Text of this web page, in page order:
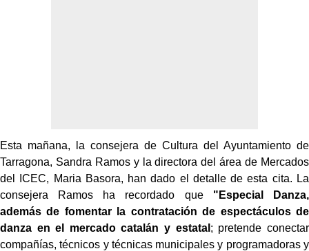
Esta mañana, la consejera de Cultura del Ayuntamiento de
Tarragona, Sandra Ramos y la directora del área de Mercados
del ICEC, Maria Basora, han dado el detalle de esta cita. La
consejera Ramos ha recordado que"Especial Danza,
además de fomentar la contratación de espectáculos de
danza en el mercado catalán y estatal ; pretende conectar
compañías, técnicos y técnicas municipales y programadoras y